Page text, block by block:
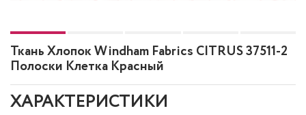
Ткань Хлопок Windham Fabrics CITRUS 37511-2
Полоски Клетка Красный
ХАРАКТЕРИСТИКИ